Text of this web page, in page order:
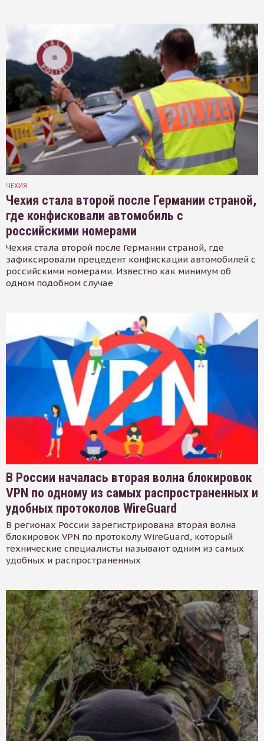
ЧЕХИЯ
Чехия стала второй после Германии страной,
где конфисковали автомобиль с
российскими номерами
Чехия стала второй после Германии страной, где
зафиксировали прецедент конфискации автомобилей с
российскими номерами. Известно как минимум об
одном подобном случае
В России началась вторая волна блокировок
VPN по одному из самых распространенных и
удобных протоколов WireGuard
В регионах России зарегистрирована вторая волна
блокировок VPN по протоколу WireGuard, который
технические специалисты называют одним из самых
удобных и распространенных